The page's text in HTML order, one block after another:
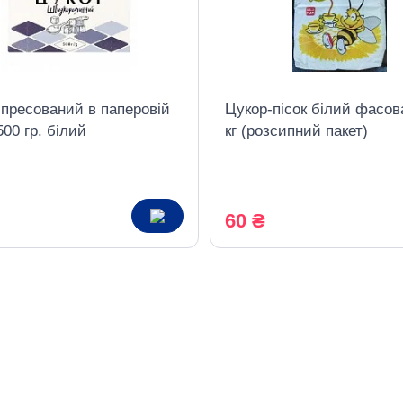
в паперовій
гр. білий
Цукор-пісок білий
кг (розсипний пакет)
60 ₴